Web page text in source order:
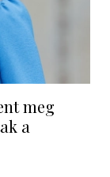
meg
a